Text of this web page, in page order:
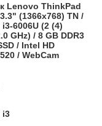
Lenovo ThinkPad
(1366x768) TN /
6006U (2 (4)
GHz) / 8 GB DDR3
/ Intel HD
/ WebCam
i3